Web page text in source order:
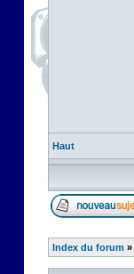
Haut
Index du forum »